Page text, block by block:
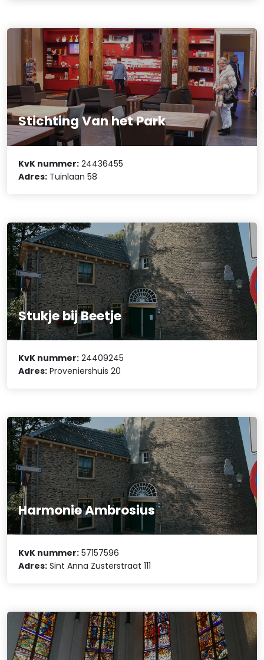
Stichting Van het Park
KvK nummer: 24436455
Adres: Tuinlaan 58
Stukje bij Beetje
KvK nummer: 24409245
Adres: Proveniershuis 20
Harmonie Ambrosius
KvK nummer: 57157596
Adres: Sint Anna Zusterstraat 111